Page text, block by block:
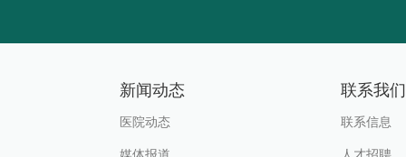
新闻动态
医院动态
联系我们
联系信息